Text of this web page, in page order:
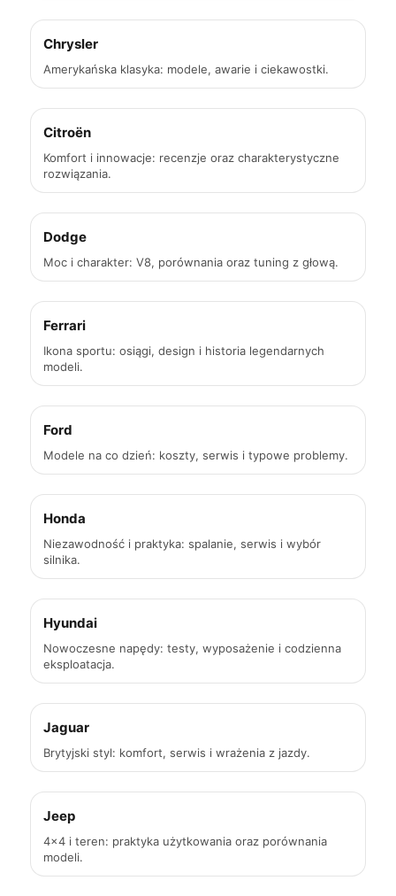
Chrysler
Amerykańska klasyka: modele, awarie i ciekawostki.
Citroën
Komfort i innowacje: recenzje oraz charakterystyczne
rozwiązania.
Dodge
Moc i charakter: V8, porównania oraz tuning z głową.
Ferrari
Ikona sportu: osiągi, design i historia legendarnych
modeli.
Ford
Modele na co dzień: koszty, serwis i typowe problemy.
Honda
Niezawodność i praktyka: spalanie, serwis i wybór
silnika.
Hyundai
Nowoczesne napędy: testy, wyposażenie i codzienna
eksploatacja.
Jaguar
Brytyjski styl: komfort, serwis i wrażenia z jazdy.
Jeep
4×4 i teren: praktyka użytkowania oraz porównania
modeli.